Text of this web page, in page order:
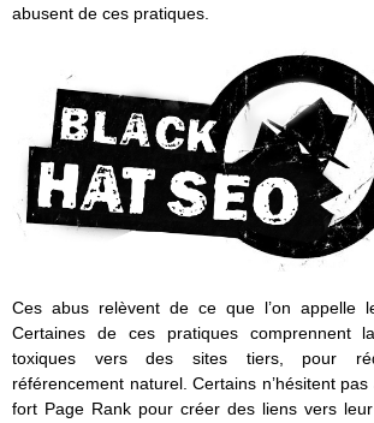
abusent de ces pratiques.
Ces abus relèvent de ce que l’on appelle
Certaines de ces pratiques comprennent
toxiques vers des sites tiers, pour
référencement naturel. Certains n’hésitent
fort Page Rank pour créer des liens vers